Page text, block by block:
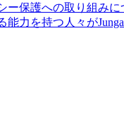
ー保護への取り組みに
力を持つ人々が